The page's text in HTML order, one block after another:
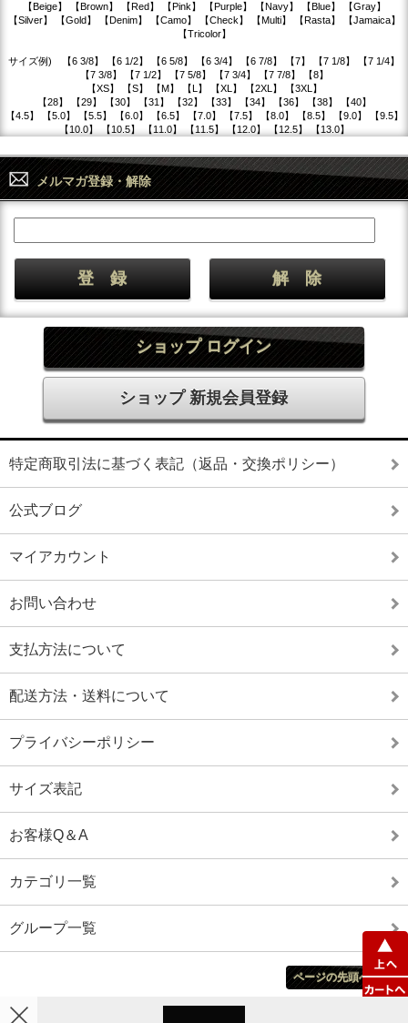
【Beige】 【Brown】 【Red】 【Pink】 【Purple】 【Navy】 【Blue】 【Gray】
【Silver】 【Gold】 【Denim】 【Camo】 【Check】 【Multi】 【Rasta】 【Jamaica】
【Tricolor】
サイズ例) 【6 3/8】 【6 1/2】 【6 5/8】 【6 3/4】 【6 7/8】 【7】 【7 1/8】 【7 1/4】
【7 3/8】 【7 1/2】 【7 5/8】 【7 3/4】 【7 7/8】 【8】
【XS】 【S】 【M】 【L】 【XL】 【2XL】 【3XL】
【28】 【29】 【30】 【31】 【32】 【33】 【34】 【36】 【38】 【40】
【4.5】 【5.0】 【5.5】 【6.0】 【6.5】 【7.0】 【7.5】 【8.0】 【8.5】 【9.0】 【9.5】
【10.0】 【10.5】 【11.0】 【11.5】 【12.0】 【12.5】 【13.0】
メルマガ登録・解除
ショップ ログイン
ショップ 新規会員登録
特定商取引法に基づく表記（返品・交換ポリシー）
公式ブログ
マイアカウント
お問い合わせ
支払方法について
配送方法・送料について
プライバシーポリシー
サイズ表記
お客様Q＆A
カテゴリ一覧
グループ一覧
ページの先頭へ戻る